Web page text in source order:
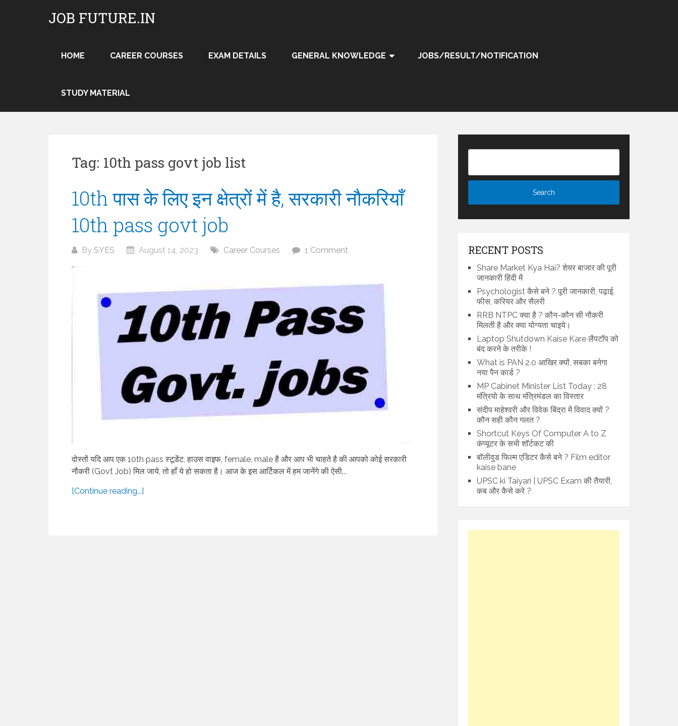
JOB FUTURE.IN
HOME CAREER COURSES EXAM DETAILS GENERAL KNOWLEDGE JOBS/RESULT/NOTIFICATION
STUDY MATERIAL
Tag: 10th pass govt job list
10th पास के लिए इन क्षेत्रों में है, सरकारी नौकरियाँ
10th pass govt job
By SYES August 14, 2023 Career Courses 1 Comment
दोस्तों यदि आप एक 10th pass स्टूडेंट, हाउस वाइफ, female, male है और आप भी चाहते है की आपको कोई सरकारी
नौकरी (Govt Job) मिल जाये, तो हाँ ये हो सकता है। आज के इस आर्टिकल में हम जानेंगे की ऐसी...
[Continue reading...]
RECENT POSTS
Share Market Kya Hai? शेयर बाजार की पूरी
जानकारी हिंदी में
Psychologist कैसे बने ? पूरी जानकारी, पढ़ाई,
फीस, करियर और सैलरी
RRB NTPC क्या है ? कौन-कौन सी नौकरी
मिलती है और क्या योग्यता चाइये।
Laptop Shutdown Kaise Kare लैपटॉप को
बंद करने के तरीके !
What is PAN 2.0 आखिर क्यों, सबका बनेगा
नया पैन कार्ड ?
MP Cabinet Minister List Today : 28
मंत्रियो के साथ मंत्रिमंडल का विस्तार
संदीप माहेश्वरी और विवेक बिंद्रा में विवाद क्यों ?
कौन सही कौन गलत ?
Shortcut Keys Of Computer A to Z
कंप्यूटर के सभी शॉर्टकट की
बॉलीवुड फिल्म एडिटर कैसे बने ? Film editor
kaise bane
UPSC ki Taiyari | UPSC Exam की तैयारी,
कब और कैसे करे ?